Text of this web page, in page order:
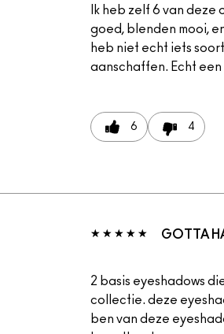
Ik heb zelf 6 van deze
goed, blenden mooi,
heb niet echt iets
aanschaffen. Echt
6 4
GOTTA
2 basis eyeshadows
collectie. deze
ben van deze